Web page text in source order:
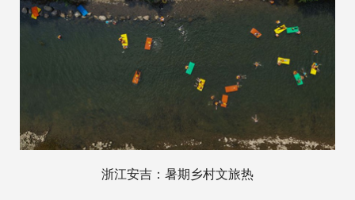
浙江安吉：暑期乡村文旅热